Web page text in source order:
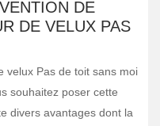
DE
DE VELUX PAS
velux Pas de toit sans moi
souhaitez poser cette
divers avantages dont la